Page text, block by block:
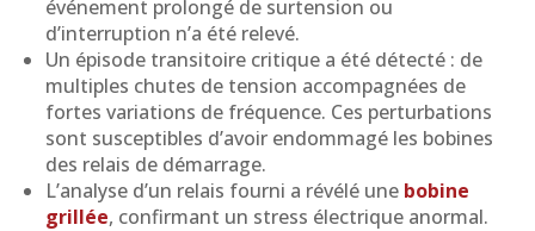
événement prolongé de surtension ou
d’interruption n’a été relevé.
Un épisode transitoire critique a été détecté : de
multiples chutes de tension accompagnées de
fortes variations de fréquence. Ces perturbations
sont susceptibles d’avoir endommagé les bobines
des relais de démarrage.
L’analyse d’un relais fourni a révélé une bobine
grillée, confirmant un stress électrique anormal.